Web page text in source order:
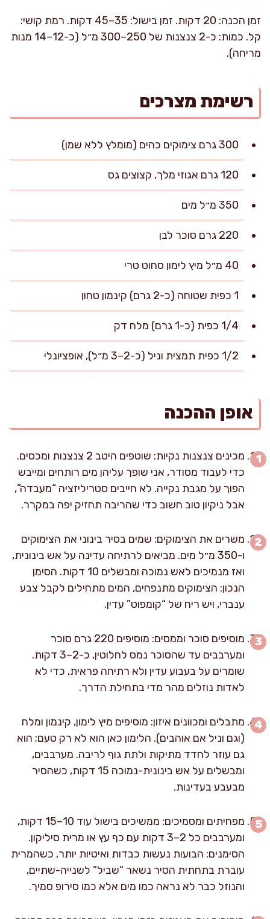
זמן הכנה: 20 דקות. זמן בישול: 35–45 דקות. רמת קושי:
קל. כמות: כ-2 צנצנות של 250–300 מ״ל (כ-12–14 מנות
מריחה).
רשימת מצרכים
300 גרם צימוקים כהים (מומלץ ללא שמן)
120 גרם אגוזי מלך, קצוצים גס
350 מ״ל מים
220 גרם סוכר לבן
40 מ״ל מיץ לימון סחוט טרי
1 כפית שטוחה (כ-2 גרם) קינמון טחון
1/4 כפית (כ-1 גרם) מלח דק
1/2 כפית תמצית וניל (כ-2–3 מ״ל), אופציונלי
אופן ההכנה
מכינים צנצנות נקיות: שוטפים היטב 2 צנצנות ומכסים.
כדי לעבוד מסודר, אני שופך עליהן מים רותחים ומייבש
הפוך על מגבת נקייה. לא חייבים סטריליזציה “מעבדה”,
אבל ניקיון טוב חשוב כדי שהריבה תחזיק יפה במקרר.
משרים את הצימוקים: שמים בסיר בינוני את הצימוקים
ו-350 מ״ל מים. מביאים לרתיחה עדינה על אש בינונית,
ואז מנמיכים לאש נמוכה ומבשלים 10 דקות. הסימן
הנכון: הצימוקים מתנפחים, המים מתחילים לקבל צבע
ענברי, ויש ריח של “קומפוט” עדין.
מוסיפים סוכר וממסים: מוסיפים 220 גרם סוכר
ומערבבים עד שהסוכר נמס לחלוטין, כ-2–3 דקות.
שומרים על בעבוע עדין ולא רתיחה פראית, כדי לא
לאדות נוזלים מהר מדי בתחילת הדרך.
מתבלים ומכוונים איזון: מוסיפים מיץ לימון, קינמון ומלח
(וגם וניל אם אוהבים). הלימון כאן הוא לא רק טעם; הוא
גם עוזר לחדד מתיקות ולתת גוף לריבה. מערבבים,
ומבשלים על אש בינונית-נמוכה 15 דקות, כשהסיר
מבעבע בעדינות.
מפחיתים ומסמיכים: ממשיכים בישול עוד 10–15 דקות,
ומערבבים כל 2–3 דקות עם כף עץ או מרית סיליקון.
הסימנים: הבועות נעשות כבדות ואיטיות יותר, כשהמרית
עוברת בתחתית הסיר נשאר “שביל” לשנייה-שתיים,
והנוזל כבר לא נראה כמו מים אלא כמו סירופ סמיך.